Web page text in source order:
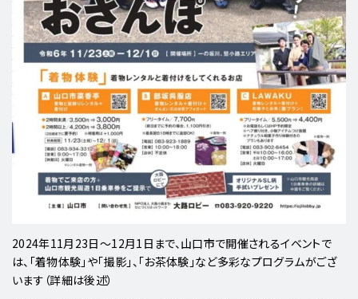
2024年11月23日～12月1日まで、山口市で開催されるイベントで
は、「着物体験」や「撮影」、「お茶体験」など多彩なプログラムがござ
います（詳細は後述）